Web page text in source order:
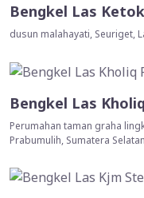
Bengkel Las
dusun malahayati, Seuriget,
Bengkel Las
Perumahan taman graha
Prabumulih, Sumatera